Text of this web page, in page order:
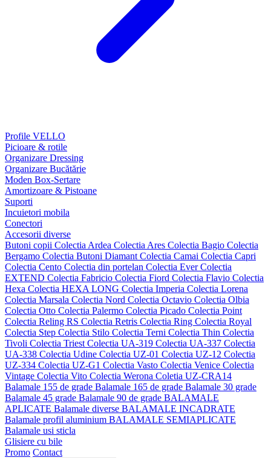
Profile VELLO
Picioare & rotile
Organizare Dressing
Organizare Bucătărie
Moden Box-Sertare
Amortizoare & Pistoane
Suporti
Incuietori mobila
Conectori
Accesorii diverse
Butoni copii Colectia Ardea Colectia Ares Colectia Bagio Colectia
Bergamo Colectia Butoni Diamant Colectia Camai Colectia Capri
Colectia Cento Colectia din portelan Colectia EverColectia
EXTEND Colectia Fabricio Colectia Fiord Colectia Flavio Colectia
Hexa Colectia HEXA LONG Colectia Imperia Colectia Lorena
Colectia Marsala Colectia Nord Colectia Octavio Colectia Olbia
Colectia Otto Colectia Palermo Colectia Picado Colectia Point
Colectia Reling RS Colectia Retris Colectia Ring Colectia Royal
Colectia Step Colectia Stilo Colectia Terni Colectia Thin Colectia
Tivoli Colectia Triest Colectia UA-319 Colectia UA-337 Colectia
UA-338 Colectia Udine Colectia UZ-01 Colectia UZ-12 Colectia
UZ-334 Colectia UZ-G1 Colectia Vasto Colectia Venice Colectia
Vintage Colectia Vito Colectia Werona Coletia UZ-CRA14
Balamale 155 de grade Balamale 165 de grade Balamale 30 grade
Balamale 45 grade Balamale 90 de grade BALAMALE
APLICATE Balamale diverse BALAMALE INCADRATE
Balamale profil aluminium BALAMALE SEMIAPLICATE
Balamale usi sticla
Glisiere cu bile
Promo Contact